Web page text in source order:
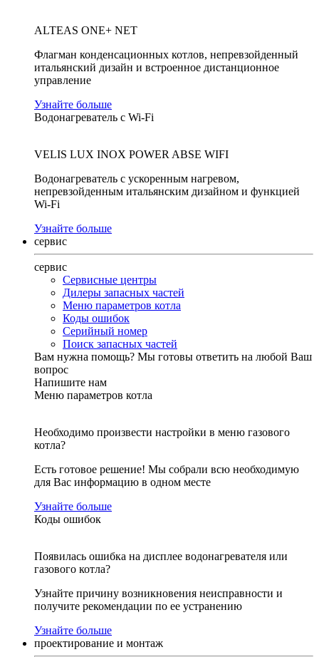
ALTEAS ONE+ NET
Флагман конденсационных котлов, непревзойденный
итальянский дизайн и встроенное дистанционное
управление
Узнайте больше
Водонагреватель с Wi-Fi
VELIS LUX INOX POWER ABSE WIFI
Водонагреватель с ускоренным нагревом,
непревзойденным итальянским дизайном и функцией
Wi-Fi
Узнайте больше
сервис
сервис
Сервисные центры
Дилеры запасных частей
Меню параметров котла
Коды ошибок
Серийный номер
Поиск запасных частей
Вам нужна помощь? Мы готовы ответить на любой Ваш
вопрос
Напишите нам
Меню параметров котла
Необходимо произвести настройки в меню газового
котла?
Есть готовое решение! Мы собрали всю необходимую
для Вас информацию в одном месте
Узнайте больше
Коды ошибок
Появилась ошибка на дисплее водонагревателя или
газового котла?
Узнайте причину возникновения неисправности и
получите рекомендации по ее устранению
Узнайте больше
проектирование и монтаж